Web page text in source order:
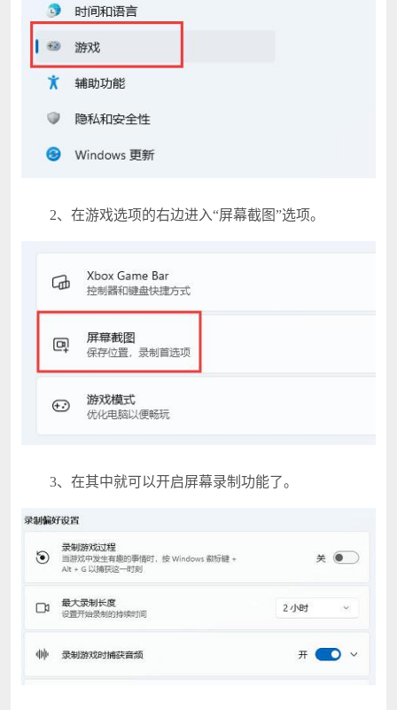
2、在游戏选项的右边进入“屏幕截图”选项。
3、在其中就可以开启屏幕录制功能了。